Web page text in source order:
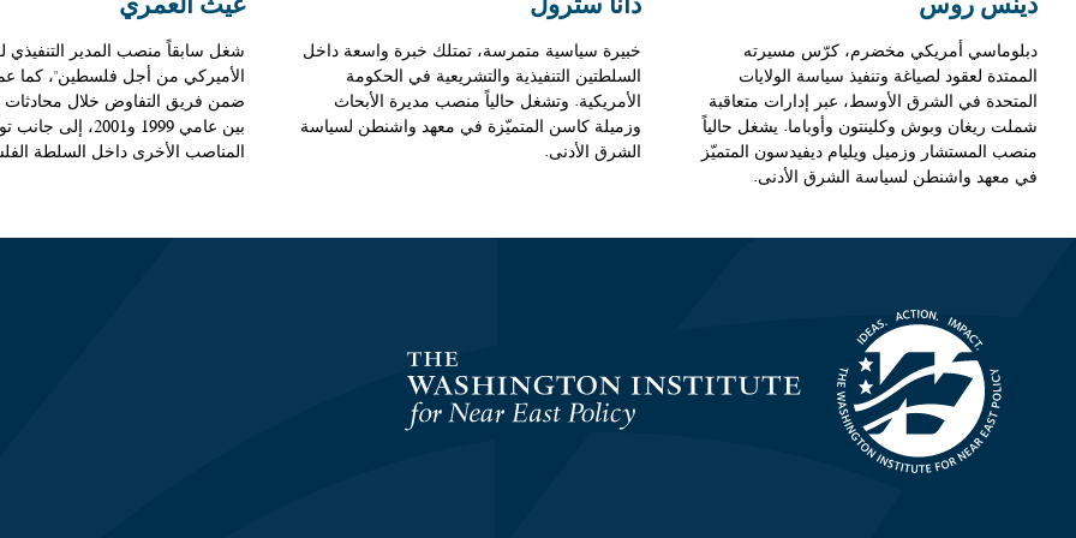
دبلوماسي أمريكي مخضرم، كرّس مسيرته
الممتدة لعقود لصياغة وتنفيذ سياسة الولايات
المتحدة في الشرق الأوسط، عبر إدارات متعاقبة
شملت ريغان وبوش وكلينتون وأوباما. يشغل حالياً
منصب المستشار وزميل ويليام ديفيدسون المتميّز
في معهد واشنطن لسياسة الشرق الأدنى.
خبيرة سياسية متمرسة، تمتلك خبرة واسعة داخل
السلطتين التنفيذية والتشريعية في الحكومة
الأمريكية. وتشغل حالياً منصب مديرة الأبحاث
وزميلة كاسن المتميّزة في معهد واشنطن لسياسة
الشرق الأدنى.
شغل سابقاً منصب المدير التنفيذي
الأميركي من أجل فلسطين"، كما
ضمن فريق التفاوض خلال محادثات
بين عامي 1999 و2001،
المناصب الأخرى داخل السلطة
Homepage